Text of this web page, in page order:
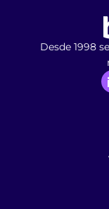
Desde 1998